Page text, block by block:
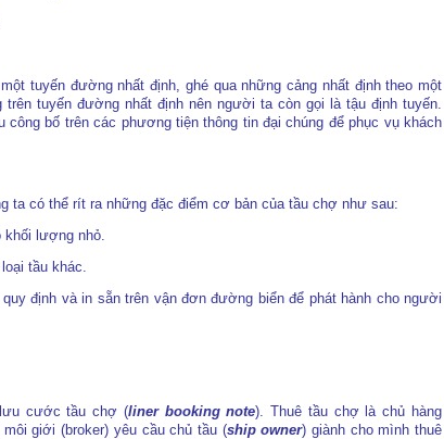
tuyến đường nhất định, ghé qua những cảng nhất định theo một
tuyến đường nhất định nên người ta còn gọi là tậu định tuyến.
bố trên các phương tiện thông tin đại chúng để phục vụ khách
ta có thể rít ra những đặc điểm cơ bản của tầu chợ như sau:
khối lượng nhỏ.
tầu khác.
định và in sẵn trên vận đơn đường biển để phát hành cho người
cước tầu chợ (liner booking note). Thuê tầu chợ là chủ hàng
giới (broker) yêu cầu chủ tầu (ship owner) giành cho mình thuê